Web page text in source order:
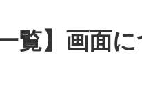
覧】画面に